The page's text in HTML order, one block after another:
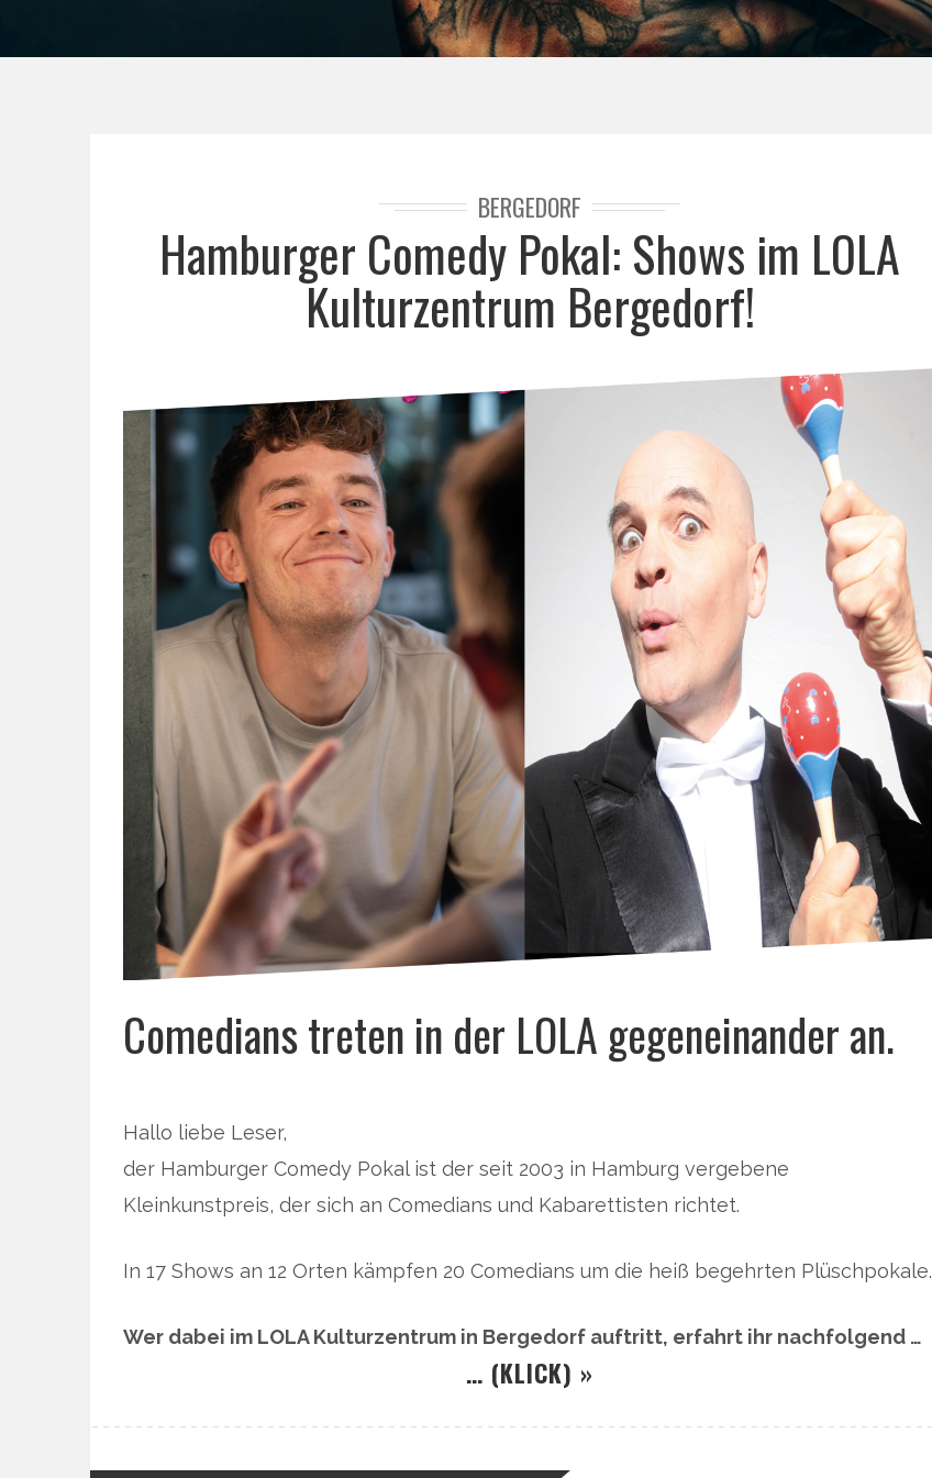
BERGEDORF
Hamburger Comedy Pokal: Shows im LOLA
Kulturzentrum Bergedorf!
Comedians treten in der LOLA gegeneinander an.
Hallo liebe Leser,
der Hamburger Comedy Pokal ist der seit 2003 in Hamburg vergebene
Kleinkunstpreis, der sich an Comedians und Kabarettisten richtet.
In 17 Shows an 12 Orten kämpfen 20 Comedians um die heiß begehrten Plüschpokale.
Wer dabei im LOLA Kulturzentrum in Bergedorf auftritt, erfahrt ihr nachfolgend …
… (KLICK) »